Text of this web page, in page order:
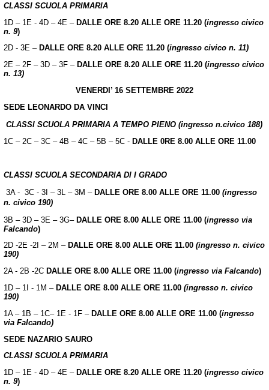
CLASSI SCUOLA PRIMARIA
1D – 1E - 4D – 4E –DALLE ORE 8.20 ALLE ORE 11.20 (ingresso civico
n. 9)
2D - 3E – DALLE ORE 8.20 ALLE ORE 11.20 (ingresso civico n. 11)
2E – 2F – 3D – 3F – DALLE ORE 8.20 ALLE ORE 11.20 (ingresso civico
n. 13)
VENERDI’ 16 SETTEMBRE 2022
SEDE LEONARDO DA VINCI
CLASSI SCUOLA PRIMARIA A TEMPO PIENO (ingresso n.civico 188)
1C – 2C – 3C – 4B – 4C – 5B – 5C - DALLE 0RE 8.00 ALLE ORE 11.00
CLASSI SCUOLA SECONDARIA DI I GRADO
3A - 3C - 3I – 3L – 3M – DALLE ORE 8.00 ALLE ORE 11.00(ingresso
n. civico 190)
3B – 3D – 3E – 3G–DALLE ORE 8.00 ALLE ORE 11.00 (ingresso via
Falcando)
2D -2E -2I – 2M – DALLE ORE 8.00 ALLE ORE 11.00(ingresso n. civico
190)
2A - 2B -2C DALLE ORE 8.00 ALLE ORE 11.00 (ingresso via Falcando)
1D – 1I - 1M – DALLE ORE 8.00 ALLE ORE 11.00(ingresso n. civico
190)
1A – 1B – 1C– 1E - 1F – DALLE ORE 8.00 ALLE ORE 11.00 (ingresso
via Falcando)
SEDE NAZARIO SAURO
CLASSI SCUOLA PRIMARIA
1D – 1E - 4D – 4E – DALLE ORE 8.20 ALLE ORE 11.20 (ingresso civico
n. 9)